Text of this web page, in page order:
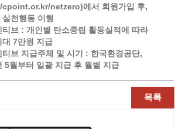
netzero)에서 회원가입 후,
실천행동 이행
티브 : 개인별 탄소중립 활동실적에 따라
대 7만원 지급
티브 지급주체 및 시기 : 한국환경공단,
5월부터 일괄 지급 후 월별 지급
목록